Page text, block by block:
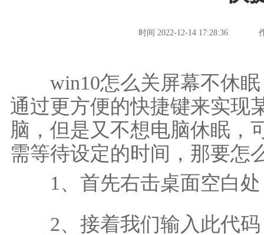
时间 2022-12-14 17:28:36
win10怎么关屏幕不休眠
通过更方便的快捷键来实现
脑，但是又不想电脑休眠，
需等待设定的时间，那要怎
1、首先右击桌面空白处